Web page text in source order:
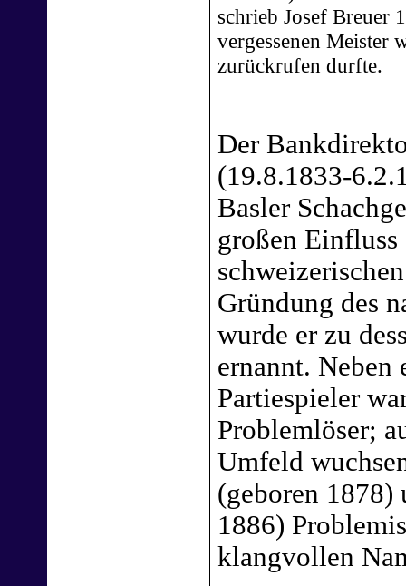
schrieb Josef Breuer
vergessenen Meister
zurückrufen durfte.
Der
(19.8.1833-
Basler
großen
Gründung des
wurde er zu
ernannt. Neben
Partiespieler
Problemlöser;
Umfeld
(geboren
1886)
klangvollen